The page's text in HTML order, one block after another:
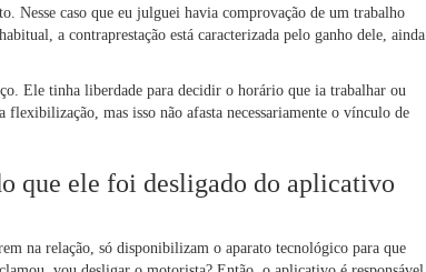
Nesse caso que eu julguei havia comprovação de um trabalho
a contraprestação está caracterizada pelo ganho dele, ainda
Ele tinha liberdade para decidir o horário que ia trabalhar ou
mas isso não afasta necessariamente o vínculo de
que ele foi desligado do aplicativo
na relação, só disponibilizam o aparato tecnológico para que